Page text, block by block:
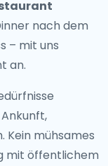
nach dem
– mit uns
an.
Kein mühsames
mit öffentlichem